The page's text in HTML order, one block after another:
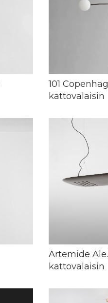
101
kattovalaisin
Artemide
kattovalaisin